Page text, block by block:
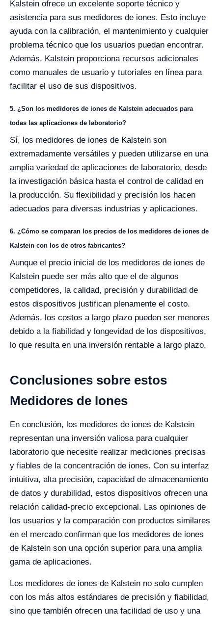
Kalstein ofrece un excelente soporte técnico y
asistencia para sus medidores de iones. Esto incluye
ayuda con la calibración, el mantenimiento y cualquier
problema técnico que los usuarios puedan encontrar.
Además, Kalstein proporciona recursos adicionales
como manuales de usuario y tutoriales en línea para
facilitar el uso de sus dispositivos.
5. ¿Son los medidores de iones de Kalstein adecuados para
todas las aplicaciones de laboratorio?
Sí, los medidores de iones de Kalstein son
extremadamente versátiles y pueden utilizarse en una
amplia variedad de aplicaciones de laboratorio, desde
la investigación básica hasta el control de calidad en
la producción. Su flexibilidad y precisión los hacen
adecuados para diversas industrias y aplicaciones.
6. ¿Cómo se comparan los precios de los medidores de iones de
Kalstein con los de otros fabricantes?
Aunque el precio inicial de los medidores de iones de
Kalstein puede ser más alto que el de algunos
competidores, la calidad, precisión y durabilidad de
estos dispositivos justifican plenamente el costo.
Además, los costos a largo plazo pueden ser menores
debido a la fiabilidad y longevidad de los dispositivos,
lo que resulta en una inversión rentable a largo plazo.
Conclusiones sobre estos
Medidores de Iones
En conclusión, los medidores de iones de Kalstein
representan una inversión valiosa para cualquier
laboratorio que necesite realizar mediciones precisas
y fiables de la concentración de iones. Con su interfaz
intuitiva, alta precisión, capacidad de almacenamiento
de datos y durabilidad, estos dispositivos ofrecen una
relación calidad-precio excepcional. Las opiniones de
los usuarios y la comparación con productos similares
en el mercado confirman que los medidores de iones
de Kalstein son una opción superior para una amplia
gama de aplicaciones.
Los medidores de iones de Kalstein no solo cumplen
con los más altos estándares de precisión y fiabilidad,
sino que también ofrecen una facilidad de uso y una